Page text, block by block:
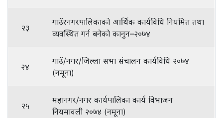
२३
गाउँरनगरपालिकाको आर्थिक कार्यविधि नियमित तथा
व्यवस्थित गर्न बनेको कानुन–२०७४
२४
गाउँ/नगर/जिल्ला सभा संचालन कार्यविधि २०७४
(नमूना)
२५
महानगर/नगर कार्यपालिका कार्य विभाजन
नियमावली २०७४ (नमूना)